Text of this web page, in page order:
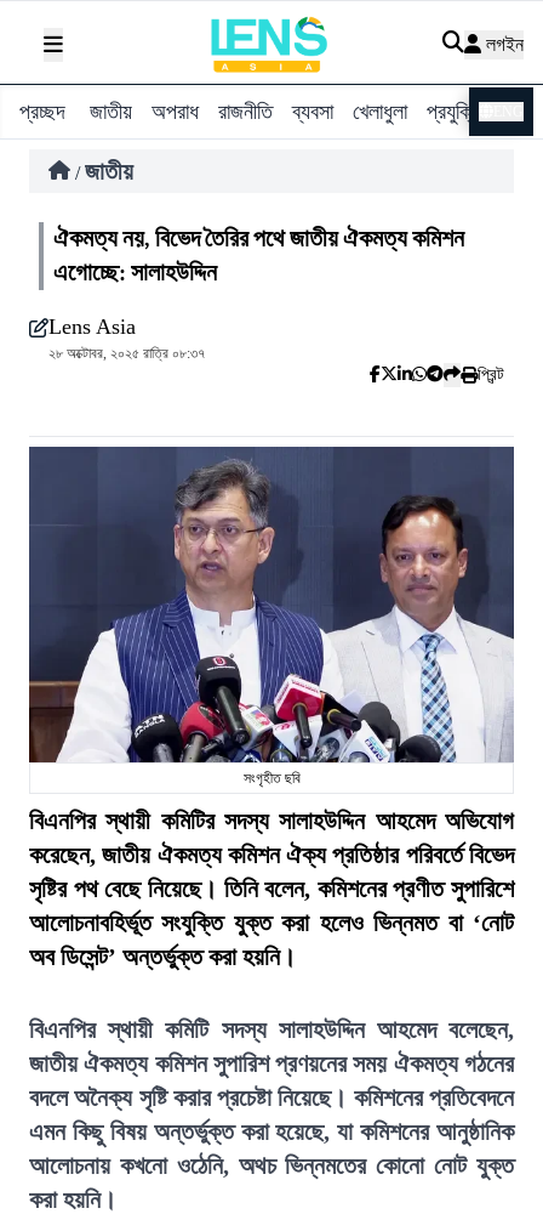
লগইন
প্রচ্ছদ জাতীয় অপরাধ রাজনীতি ব্যবসা খেলাধুলা প্রযুক্তি
/ জাতীয়
ঐকমত্য নয়, বিভেদ তৈরির পথে জাতীয় ঐকমত্য কমিশন
এগোচ্ছে: সালাহউদ্দিন
Lens Asia
২৮ অক্টোবর, ২০২৫ রাত্রি ০৮:৩৭
প্রিন্ট
সংগৃহীত ছবি
বিএনপির স্থায়ী কমিটির সদস্য সালাহউদ্দিন আহমেদ অভিযোগ
করেছেন, জাতীয় ঐকমত্য কমিশন ঐক্য প্রতিষ্ঠার পরিবর্তে বিভেদ
সৃষ্টির পথ বেছে নিয়েছে। তিনি বলেন, কমিশনের প্রণীত সুপারিশে
আলোচনাবহির্ভূত সংযুক্তি যুক্ত করা হলেও ভিন্নমত বা ‘নোট
অব ডিসেন্ট’ অন্তর্ভুক্ত করা হয়নি।
বিএনপির স্থায়ী কমিটি সদস্য সালাহউদ্দিন আহমেদ বলেছেন,
জাতীয় ঐকমত্য কমিশন সুপারিশ প্রণয়নের সময় ঐকমত্য গঠনের
বদলে অনৈক্য সৃষ্টি করার প্রচেষ্টা নিয়েছে। কমিশনের প্রতিবেদনে
এমন কিছু বিষয় অন্তর্ভুক্ত করা হয়েছে, যা কমিশনের আনুষ্ঠানিক
আলোচনায় কখনো ওঠেনি, অথচ ভিন্নমতের কোনো নোট যুক্ত
করা হয়নি।